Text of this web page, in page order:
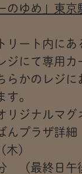
のゆめ」東
リート内に
ジにて専用
らかのレジ
。
ジナルマグ
んプラザ詳細
木)
（最終日午